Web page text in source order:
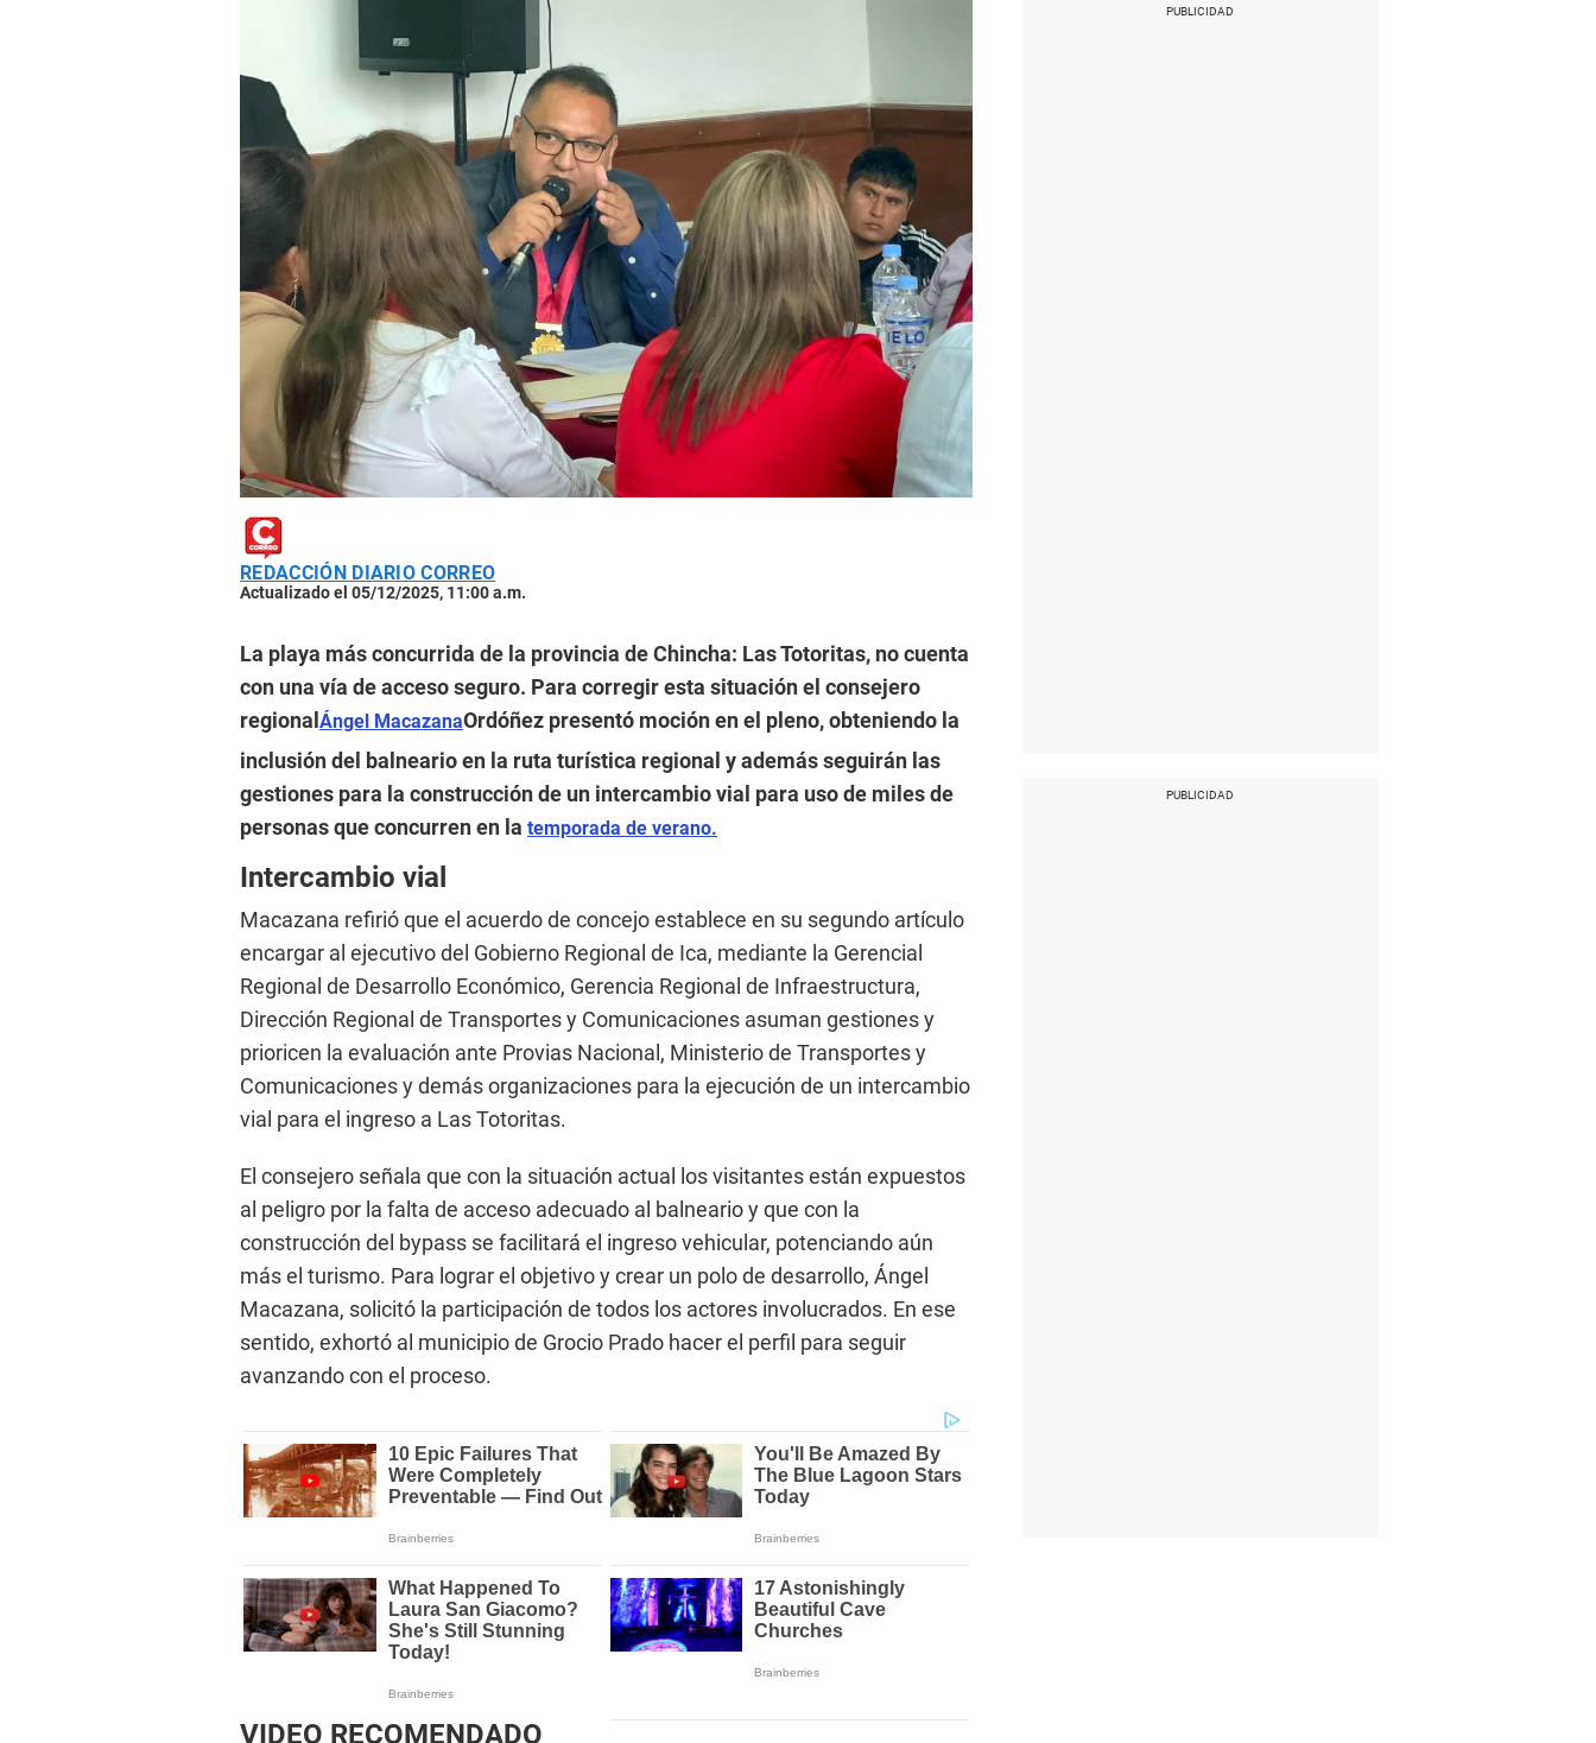
REDACCIÓN DIARIO CORREO
Actualizado el 05/12/2025, 11:00 a.m.
La playa más concurrida de la provincia de Chincha: Las Totoritas, no cuenta
con una vía de acceso seguro. Para corregir esta situación el consejero
regionalÁngel MacazanaOrdóñez presentó moción en el pleno, obteniendo la
inclusión del balneario en la ruta turística regional y además seguirán las
gestiones para la construcción de un intercambio vial para uso de miles de
personas que concurren en la temporada de verano.
Intercambio vial
Macazana refirió que el acuerdo de concejo establece en su segundo artículo
encargar al ejecutivo del Gobierno Regional de Ica, mediante la Gerencial
Regional de Desarrollo Económico, Gerencia Regional de Infraestructura,
Dirección Regional de Transportes y Comunicaciones asuman gestiones y
prioricen la evaluación ante Provias Nacional, Ministerio de Transportes y
Comunicaciones y demás organizaciones para la ejecución de un intercambio
vial para el ingreso a Las Totoritas.
El consejero señala que con la situación actual los visitantes están expuestos
al peligro por la falta de acceso adecuado al balneario y que con la
construcción del bypass se facilitará el ingreso vehicular, potenciando aún
más el turismo. Para lograr el objetivo y crear un polo de desarrollo, Ángel
Macazana, solicitó la participación de todos los actores involucrados. En ese
sentido, exhortó al municipio de Grocio Prado hacer el perfil para seguir
avanzando con el proceso.
VIDEO RECOMENDADO